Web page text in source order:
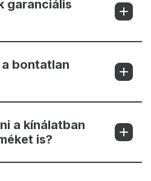
garanciális
bontatlan
a kínálatban
is?